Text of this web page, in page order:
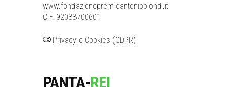
www.fondazionepremioantoniobiondi.it
C.F. 92088700601
Privacy e Cookies (GDPR)
PANTA-REI